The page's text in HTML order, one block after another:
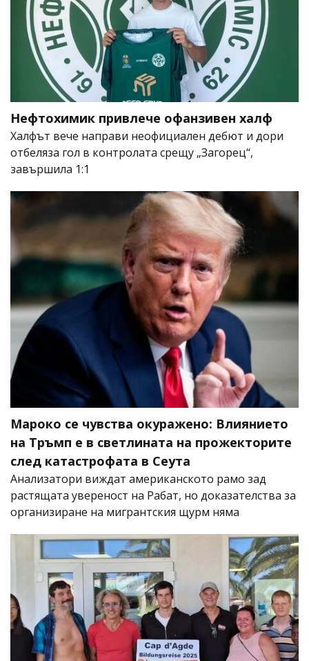
Нефтохимик привлече офанзивен халф
Халфът вече направи неофициален дебют и дори
отбеляза гол в контролата срещу „Загорец“,
завършила 1:1
Мароко се чувства окуражено: Влиянието
на Тръмп е в светлината на прожекторите
след катастрофата в Сеута
Анализатори виждат американското рамо зад
растящата увереност на Рабат, но доказателства за
организиране на мигрантския щурм няма